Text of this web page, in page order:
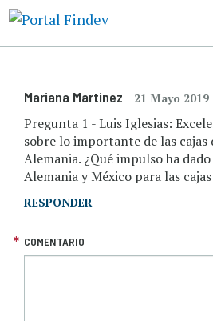
Mariana Martinez 21 Mayo 2019
Pregunta 1 - Luis Iglesias:
sobre lo importante de las cajas
Alemania. ¿Qué impulso ha
Alemania y México para las
RESPONDER
COMENTARIO